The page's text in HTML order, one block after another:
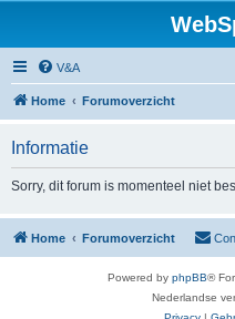
V&A
Home Forumoverzicht
Informatie
Sorry, dit forum is momenteel niet
Home Forumoverzicht
Powered by phpBB®
Nederlandse